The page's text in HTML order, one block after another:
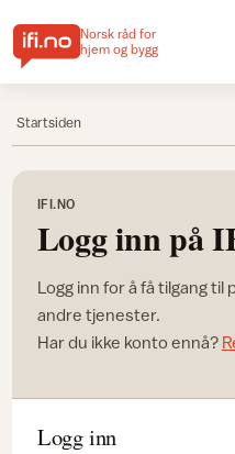
Norsk råd for
hjem og bygg
Startsiden
IFI.NO
Logg inn på
Logg inn for å få tilgang
andre tjenester.
Har du ikke konto ennå?
Logg inn